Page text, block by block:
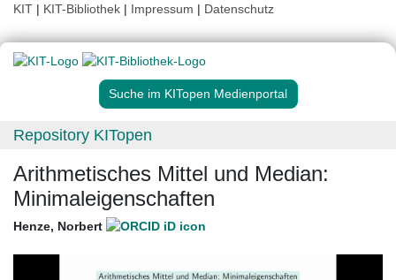
KIT | KIT-Bibliothek | Impressum | Datenschutz
Suche im KITopen Medienportal
Repository KITopen
Arithmetisches Mittel und Median:
Minimaleigenschaften
Henze, Norbert